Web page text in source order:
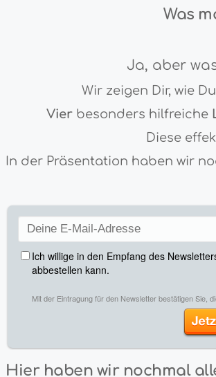
Was
Ja, aber
Wir zeigen Dir, wie Du
Vierbesonders hilfreiche
Diese
In der Präsentation haben wir
Hier haben wir nochmal